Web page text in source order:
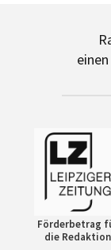
Förderbetrag
die Redaktion